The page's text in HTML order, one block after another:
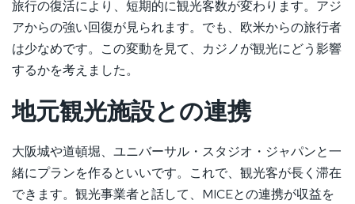
旅行の復活により、短期的に観光客数が変わります。アジ
アからの強い回復が見られます。でも、欧米からの旅行者
は少なめです。この変動を見て、カジノが観光にどう影響
するかを考えました。
地元観光施設との連携
大阪城や道頓堀、ユニバーサル・スタジオ・ジャパンと一
緒にプランを作るといいです。これで、観光客が長く滞在
できます。観光事業者と話して、MICEとの連携が収益を